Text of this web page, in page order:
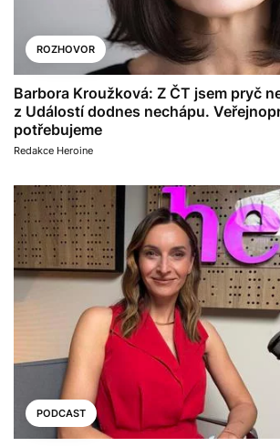
ROZHOVOR
Barbora Kroužková: Z ČT jsem pryč
z Událostí dodnes nechápu.
potřebujeme
Redakce Heroine
PODCAST